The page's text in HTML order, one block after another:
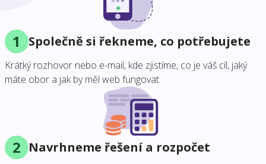
1 Společně si řekneme, co potřebujete
Krátký rozhovor nebo e-mail, kde zjistíme, co je váš cíl, jaký
máte obor a jak by měl web fungovat.
2 Navrhneme řešení a rozpočet